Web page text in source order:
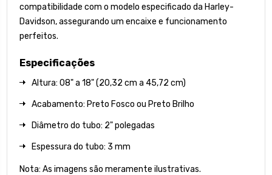
compatibilidade com o modelo especificado da Harley-
Davidson, assegurando um encaixe e funcionamento
perfeitos.
Especificações
Altura: 08" a 18" (20,32 cm a 45,72 cm)
Acabamento: Preto Fosco ou Preto Brilho
Diâmetro do tubo: 2" polegadas
Espessura do tubo: 3 mm
Nota: As imagens são meramente ilustrativas.